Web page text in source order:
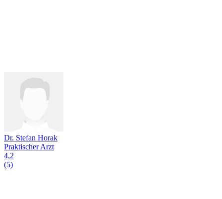
Dr. Stefan Horak
Praktischer Arzt
4,2
(5)